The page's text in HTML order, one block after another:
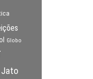
Globo
Jato